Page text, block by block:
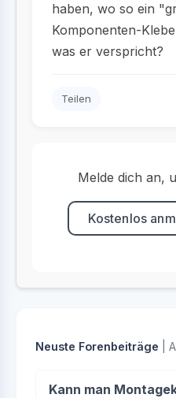
haben, wo so ein
Komponenten-
was er verspricht?
Teilen
Melde dich an,
Kostenlos
Neuste Forenbeiträge |
Kann man